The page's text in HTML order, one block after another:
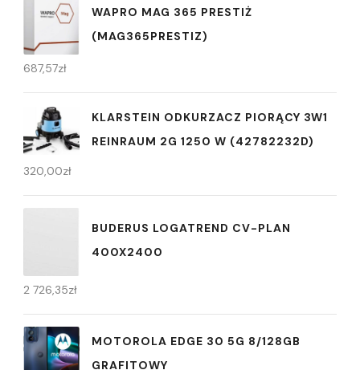
WAPRO MAG 365 PRESTIŻ
(MAG365PRESTIZ)
687,57zł
KLARSTEIN ODKURZACZ PIORĄCY 3W1
REINRAUM 2G 1250 W (42782232D)
320,00zł
BUDERUS LOGATREND CV-PLAN
400X2400
2 726,35zł
MOTOROLA EDGE 30 5G 8/128GB
GRAFITOWY